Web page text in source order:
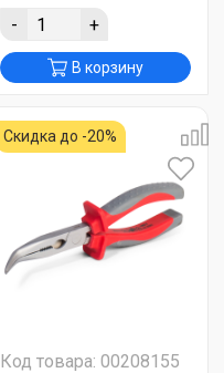
- +
В корзину
Скидка до -20%
Код товара: 00208155